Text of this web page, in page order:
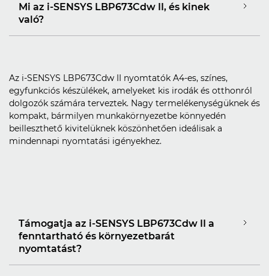
Mi az i-SENSYS LBP673Cdw II, és kinek
való?
Az i-SENSYS LBP673Cdw II nyomtatók A4-es, színes,
egyfunkciós készülékek, amelyeket kis irodák és otthonról
dolgozók számára terveztek. Nagy termelékenységüknek és
kompakt, bármilyen munkakörnyezetbe könnyedén
beilleszthető kivitelüknek köszönhetően ideálisak a
mindennapi nyomtatási igényekhez.
Támogatja az i-SENSYS LBP673Cdw II a
fenntartható és környezetbarát
nyomtatást?